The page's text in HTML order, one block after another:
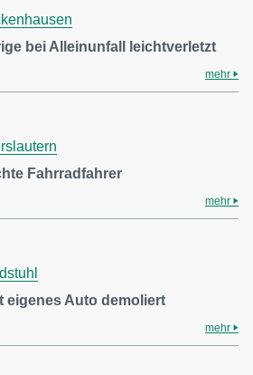
bei Alleinunfall leichtverletzt
mehr
Fahrradfahrer
mehr
eigenes Auto demoliert
mehr